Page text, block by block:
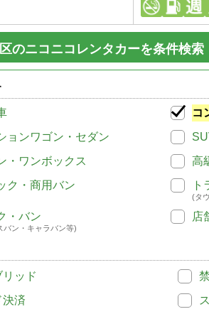
のニコニコレンタカーを条件検索
コ
ョンワゴン・セダン
・ワンボックス
高
ク・商用バン
ト
(タ
・バン
バン・キャラバン等)
店
ッド
決済